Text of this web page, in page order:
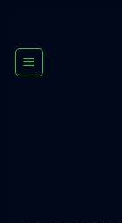
content